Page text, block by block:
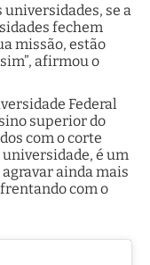
universidades, se a
fechem
missão, estão
afirmou o
Federal
superior do
com o corte
é um
ainda mais
com o